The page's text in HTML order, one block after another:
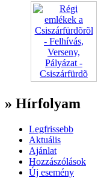
» Hírfolyam
Legfrissebb
Aktuális
Ajánlat
Hozzászólások
Új esemény